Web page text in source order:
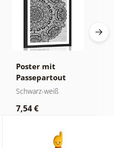
Poster mit
Passepartout
Blumenmandala
Schwarz-weiß
7,54 €